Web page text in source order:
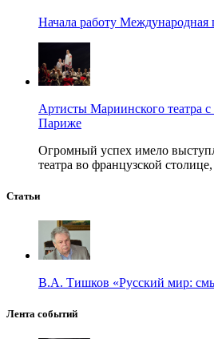
Начала работу
Артисты Мариинского театра
Париже
Огромный успех имело
театра во французской
Статьи
В.А. Тишков «Русский мир:
Лента событий